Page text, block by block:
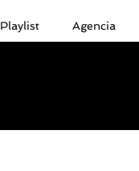
Playlist Agencia